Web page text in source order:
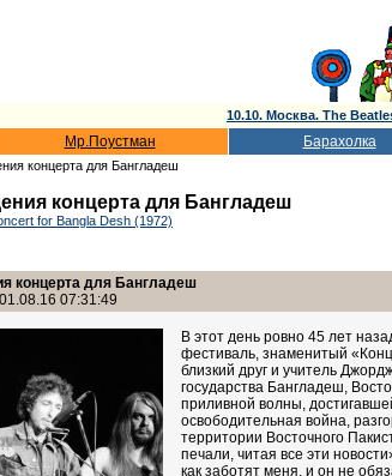
10.10. Москва. The
Мр.Поустман Барахолка
концерта для Бангладеш
концерта для Бангладеш
for Bangla Desh (1972)
концерта для Бангладеш
01.08.16 07:31:49
В этот день ровно 45 лет
фестиваль, знаменитый
близкий друг и учитель
государства Бангладеш,
приливной волны,
освободительная война,
территории Восточного
печали, читая все эти
как заботят меня, и он не